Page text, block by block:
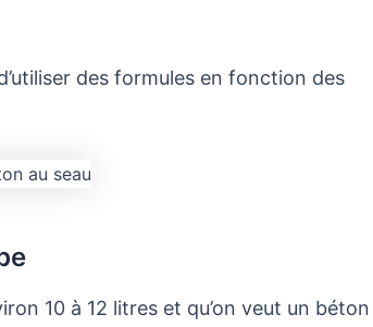
des formules en fonction des
10 à 12 litres et qu’on veut un béton